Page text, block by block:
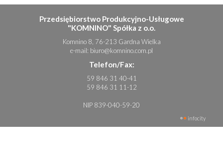
Przedsiębiorstwo Produkcyjno-Usługowe
"KOMNINO" Spółka z o.o.
Komnino 8, 76-213 Gardna Wielka
e-mail: biuro@komnino.com.pl
Telefon/Fax:
59 846 31 40-41
59 846 31 11-12
NIP 839-040-59-20
infocity